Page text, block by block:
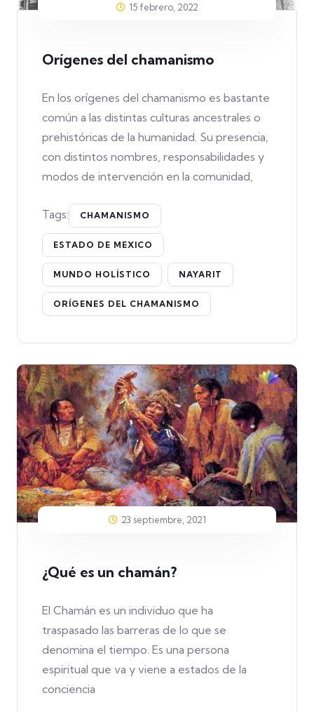
15 febrero, 2022
Orígenes del chamanismo
En los orígenes del chamanismo es bastante
común a las distintas culturas ancestrales o
prehistóricas de la humanidad. Su presencia,
con distintos nombres, responsabilidades y
modos de intervención en la comunidad,
Tags: CHAMANISMO
ESTADO DE MEXICO
MUNDO HOLÍSTICO NAYARIT
ORÍGENES DEL CHAMANISMO
23 septiembre, 2021
¿Qué es un chamán?
El Chamán es un individuo que ha
traspasado las barreras de lo que se
denomina el tiempo. Es una persona
espiritual que va y viene a estados de la
conciencia